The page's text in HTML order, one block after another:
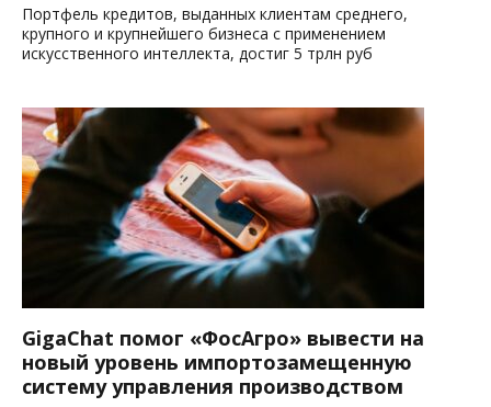
Портфель кредитов, выданных клиентам среднего,
крупного и крупнейшего бизнеса с применением
искусственного интеллекта, достиг 5 трлн руб
GigaChat помог «ФосАгро» вывести на
новый уровень импортозамещенную
систему управления производством